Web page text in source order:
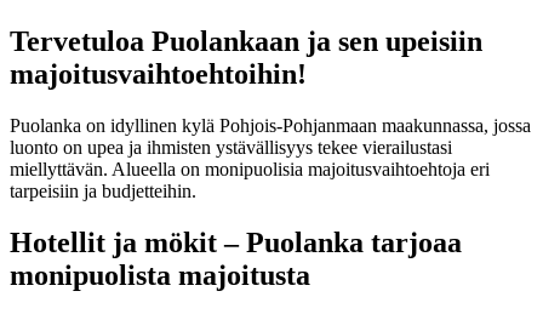
Tervetuloa Puolankaan ja sen upeisiin
majoitusvaihtoehtoihin!
Puolanka on idyllinen kylä Pohjois-Pohjanmaan maakunnassa, jossa
luonto on upea ja ihmisten ystävällisyys tekee vierailustasi
miellyttävän. Alueella on monipuolisia majoitusvaihtoehtoja eri
tarpeisiin ja budjetteihin.
Hotellit ja mökit – Puolanka tarjoaa
monipuolista majoitusta